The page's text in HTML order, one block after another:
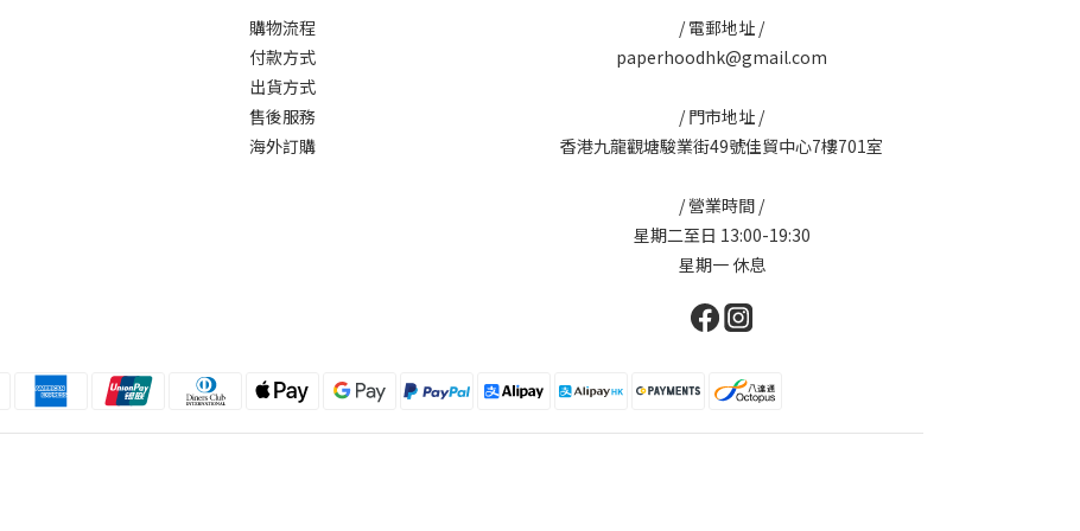
購物流程
付款方式
出貨方式
售後服務
海外訂購
/ 電郵地址 /
paperhoodhk@gmail.com
/ 門市地址 /
香港九龍觀塘駿業街49號佳貿中心7樓701室
/ 營業時間 /
星期二至日 13:00-19:30
星期一 休息